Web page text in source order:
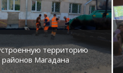
территорию
Магадана